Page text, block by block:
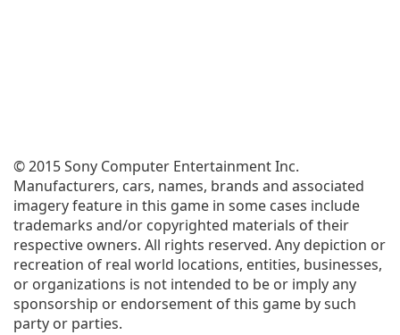
© 2015 Sony Computer Entertainment Inc.
Manufacturers, cars, names, brands and associated
imagery feature in this game in some cases include
trademarks and/or copyrighted materials of their
respective owners. All rights reserved. Any depiction or
recreation of real world locations, entities, businesses,
or organizations is not intended to be or imply any
sponsorship or endorsement of this game by such
party or parties.